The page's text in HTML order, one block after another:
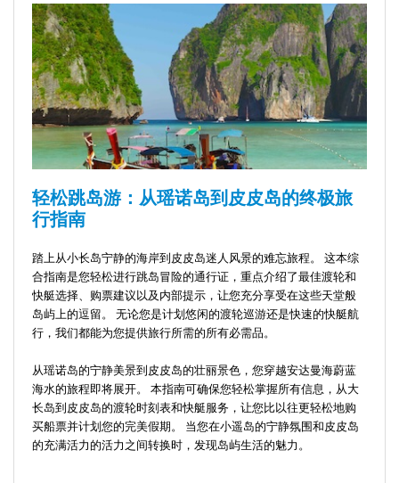
轻松跳岛游：从瑶诺岛到皮皮岛的终极旅
行指南
踏上从小长岛宁静的海岸到皮皮岛迷人风景的难忘旅程。 这本综
合指南是您轻松进行跳岛冒险的通行证，重点介绍了最佳渡轮和
快艇选择、购票建议以及内部提示，让您充分享受在这些天堂般
岛屿上的逗留。 无论您是计划悠闲的渡轮巡游还是快速的快艇航
行，我们都能为您提供旅行所需的所有必需品。
从瑶诺岛的宁静美景到皮皮岛的壮丽景色，您穿越安达曼海蔚蓝
海水的旅程即将展开。 本指南可确保您轻松掌握所有信息，从大
长岛到皮皮岛的渡轮时刻表和快艇服务，让您比以往更轻松地购
买船票并计划您的完美假期。 当您在小遥岛的宁静氛围和皮皮岛
的充满活力的活力之间转换时，发现岛屿生活的魅力。